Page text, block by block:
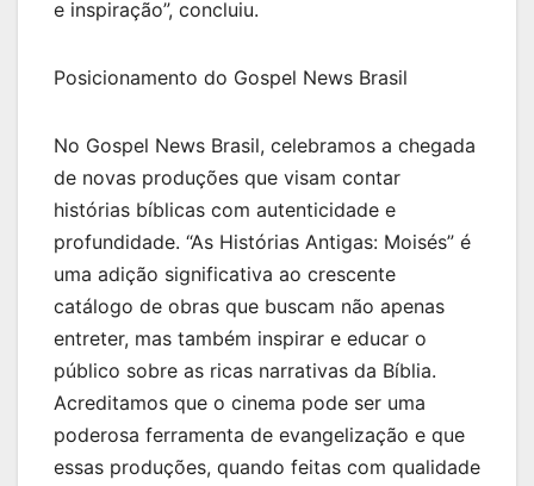
e inspiração”, concluiu.
Posicionamento do Gospel News Brasil
No Gospel News Brasil, celebramos a chegada
de novas produções que visam contar
histórias bíblicas com autenticidade e
profundidade. “As Histórias Antigas: Moisés” é
uma adição significativa ao crescente
catálogo de obras que buscam não apenas
entreter, mas também inspirar e educar o
público sobre as ricas narrativas da Bíblia.
Acreditamos que o cinema pode ser uma
poderosa ferramenta de evangelização e que
essas produções, quando feitas com qualidade